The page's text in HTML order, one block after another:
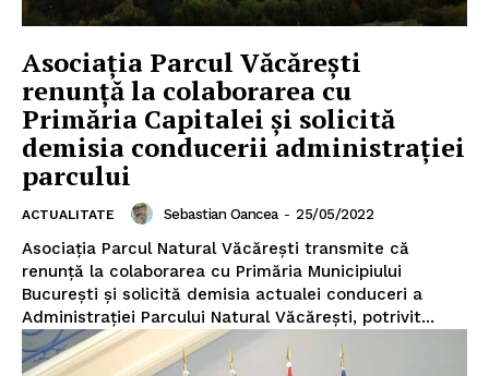
Asociaţia Parcul Văcăreşti
renunţă la colaborarea cu
Primăria Capitalei şi solicită
demisia conducerii administraţiei
parcului
ACTUALITATE Sebastian Oancea - 25/05/2022
Asociaţia Parcul Natural Văcăreşti transmite că
renunţă la colaborarea cu Primăria Municipiului
Bucureşti şi solicită demisia actualei conduceri a
Administraţiei Parcului Natural Văcăreşti, potrivit...